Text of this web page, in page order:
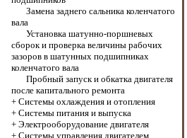
Замена заднего сальника коленчатого
вала
Установка шатунно-поршневых
сборок и проверка величины рабочих
зазоров в шатунных подшипниках
коленчатого вала
Пробный запуск и обкатка двигателя
после капитального ремонта
+ Системы охлаждения и отопления
+ Системы питания и выпуска
+ Электрооборудование двигателя
+ Системы управления двигателем